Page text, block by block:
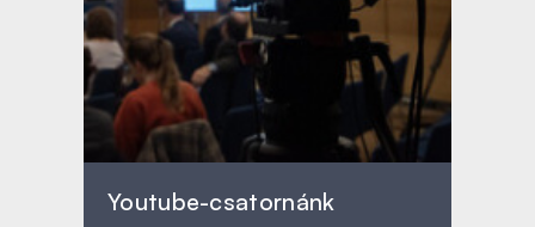
Youtube-csatornánk